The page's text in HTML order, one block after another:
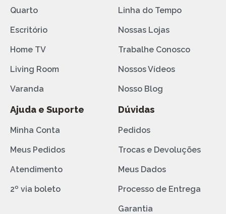
Quarto
Escritório
Home TV
Living Room
Varanda
Linha do Tempo
Nossas Lojas
Trabalhe Conosco
Nossos Vídeos
Nosso Blog
Ajuda e Suporte
Minha Conta
Meus Pedidos
Atendimento
2º via boleto
Dúvidas
Pedidos
Trocas e Devoluções
Meus Dados
Processo de Entrega
Garantia